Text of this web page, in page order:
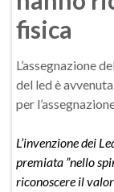
fisica
L’assegnazione
del led è
per
L’invenzione dei
premiata ”nello
riconoscere il